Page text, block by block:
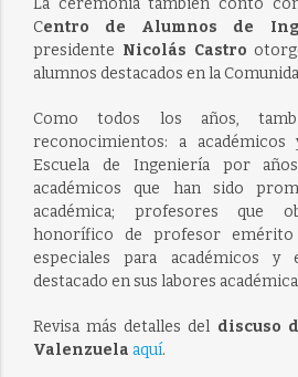
La ceremonia también contó
Centro de Alumnos de
presidente Nicolás Castro
alumnos destacados en la
Como todos los años,
reconocimientos: a
Escuela de Ingeniería por
académicos que han sido
académica; profesores que
honorífico de profesor
especiales para académicos y
destacado en sus labores
Revisa más detalles del discuso
Valenzuela aquí.